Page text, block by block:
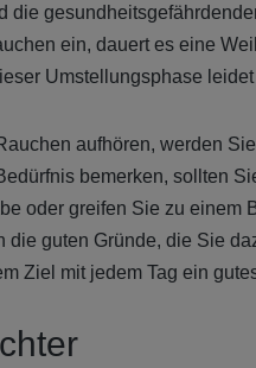
die
ein, dauert es eine
Umstellungsphase
aufhören, werden
bemerken, sollten
oder greifen Sie zu einem
die guten Gründe, die Sie
Ziel mit jedem Tag ein